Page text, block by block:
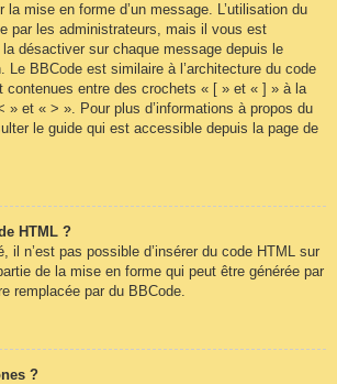
la mise en forme d’un message. L’utilisation du
par les administrateurs, mais il vous est
désactiver sur chaque message depuis le
Le BBCode est similaire à l’architecture du code
contenues entre des crochets « [ » et « ] » à la
» et « > ». Pour plus d’informations à propos du
le guide qui est accessible depuis la page de
HTML ?
il n’est pas possible d’insérer du code HTML sur
de la mise en forme qui peut être générée par
remplacée par du BBCode.
?